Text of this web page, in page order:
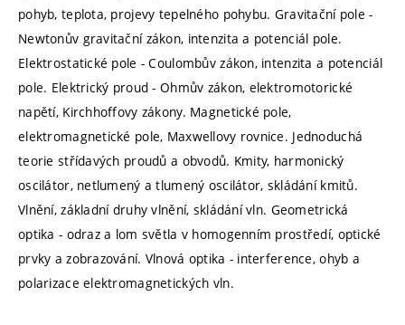
pohyb, teplota, projevy tepelného pohybu. Gravitační pole -
Newtonův gravitační zákon, intenzita a potenciál pole.
Elektrostatické pole - Coulombův zákon, intenzita a potenciál
pole. Elektrický proud - Ohmův zákon, elektromotorické
napětí, Kirchhoffovy zákony. Magnetické pole,
elektromagnetické pole, Maxwellovy rovnice. Jednoduchá
teorie střídavých proudů a obvodů. Kmity, harmonický
oscilátor, netlumený a tlumený oscilátor, skládání kmitů.
Vlnění, základní druhy vlnění, skládání vln. Geometrická
optika - odraz a lom světla v homogenním prostředí, optické
prvky a zobrazování. Vlnová optika - interference, ohyb a
polarizace elektromagnetických vln.